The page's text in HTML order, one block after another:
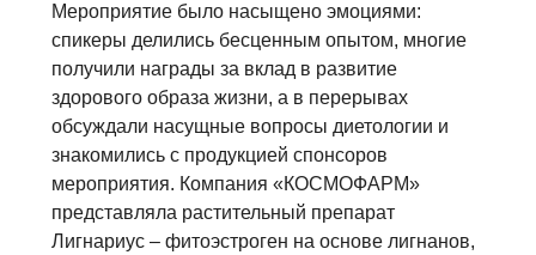
Мероприятие было насыщено эмоциями:
спикеры делились бесценным опытом, многие
получили награды за вклад в развитие
здорового образа жизни, а в перерывах
обсуждали насущные вопросы диетологии и
знакомились с продукцией спонсоров
мероприятия. Компания «КОСМОФАРМ»
представляла растительный препарат
Лигнариус – фитоэстроген на основе лигнанов,